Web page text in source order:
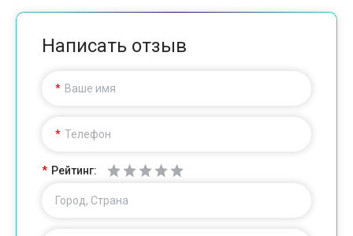
Написать отзыв
Ваше имя
Телефон
Рейтинг:
Город, Страна